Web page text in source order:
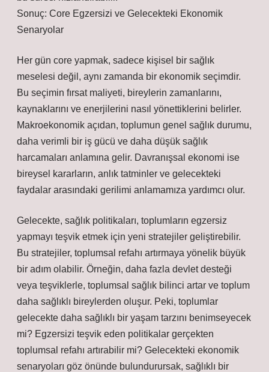
Sonuç: Core Egzersizi ve Gelecekteki Ekonomik
Senaryolar
Her gün core yapmak, sadece kişisel bir sağlık
meselesi değil, aynı zamanda bir ekonomik seçimdir.
Bu seçimin fırsat maliyeti, bireylerin zamanlarını,
kaynaklarını ve enerjilerini nasıl yönettiklerini belirler.
Makroekonomik açıdan, toplumun genel sağlık durumu,
daha verimli bir iş gücü ve daha düşük sağlık
harcamaları anlamına gelir. Davranışsal ekonomi ise
bireysel kararların, anlık tatminler ve gelecekteki
faydalar arasındaki gerilimi anlamamıza yardımcı olur.
Gelecekte, sağlık politikaları, toplumların egzersiz
yapmayı teşvik etmek için yeni stratejiler geliştirebilir.
Bu stratejiler, toplumsal refahı artırmaya yönelik büyük
bir adım olabilir. Örneğin, daha fazla devlet desteği
veya teşviklerle, toplumsal sağlık bilinci artar ve toplum
daha sağlıklı bireylerden oluşur. Peki, toplumlar
gelecekte daha sağlıklı bir yaşam tarzını benimseyecek
mi? Egzersizi teşvik eden politikalar gerçekten
toplumsal refahı artırabilir mi? Gelecekteki ekonomik
senaryoları göz önünde bulundurursak, sağlıklı bir